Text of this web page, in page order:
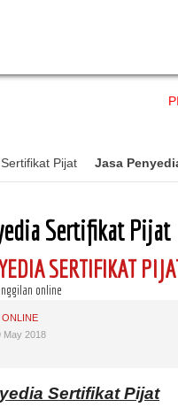
Sertifikat Pijat Jasa
Sertifikat Pijat
SERTIFIKAT
online
ONLINE
May 2018
Sertifikat Pijat